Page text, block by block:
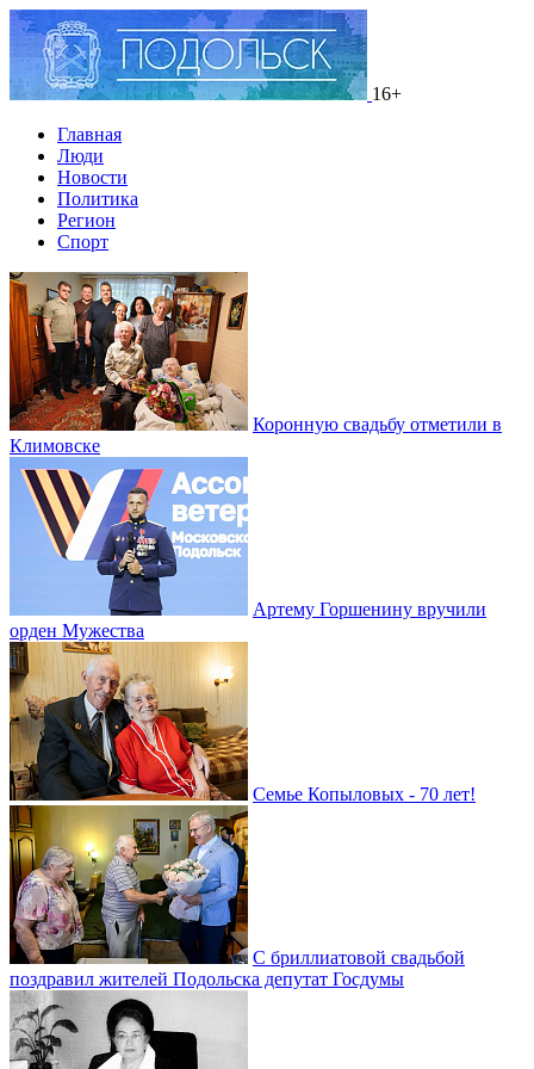
16+
Главная
Люди
Новости
Политика
Регион
Спорт
Коронную свадьбу отметили в
Климовске
Артему Горшенину вручили
орден Мужества
Семье Копыловых - 70 лет!
С бриллиатовой свадьбой
поздравил жителей Подольска депутат Госдумы